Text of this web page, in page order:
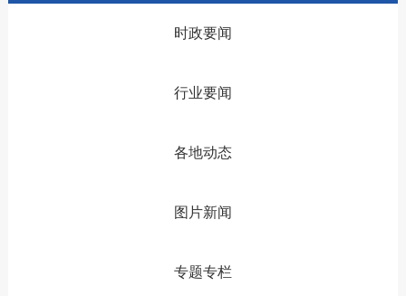
时政要闻
行业要闻
各地动态
图片新闻
专题专栏